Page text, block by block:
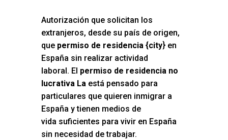
Autorización que solicitan los
extranjeros, desde su país de origen,
que permiso de residencia {city} en
España sin realizar actividad
laboral. El permiso de residencia no
lucrativa Laestá pensado para
particulares que quieren inmigrar a
España y tienen medios de
vida suficientes para vivir en España
sin necesidad de trabajar.